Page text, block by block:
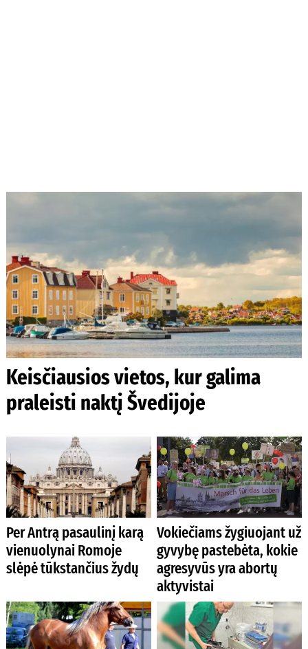
Keisčiausios vietos, kur galima
praleisti naktį Švedijoje
Per Antrą pasaulinį karą
vienuolynai Romoje
slėpė tūkstančius žydų
Vokiečiams žygiuojant už
gyvybę pastebėta, kokie
agresyvūs yra abortų
aktyvistai